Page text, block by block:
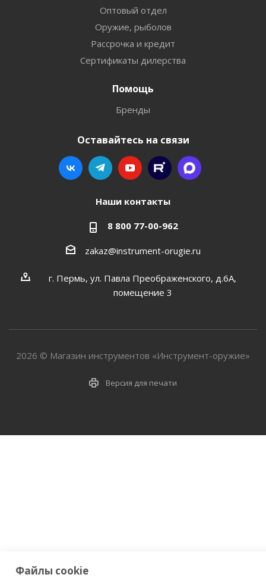
Оптовый отдел
Оружие, рыболов
Рассрочка и кредит
Сертификаты дилерства
Помощь
Бренды
Оставайтесь на связи
Наши контакты
8 800 77-00-962
zakaz@instrument-orugie.ru
г. Пермь, ул. Павла Преображенского, д.6А,
помещение 3
2026 © Магазин инструментов «Инструмент-оружие»
Версия для печати
Файлы cookie